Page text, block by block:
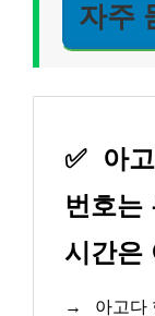
자주
✅
아
번호는
시간은
→
아고다